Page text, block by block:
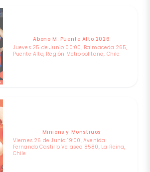
Abono M. Puente Alto 2026
Jueves 25 de Junio 00:00, Balmaceda 265,
Puente Alto, Región Metropolitana, Chile
Minions y Monstruos
Viernes 26 de Junio 19:00, Avenida
Fernando Castillo Velasco 8580, La Reina,
Chile